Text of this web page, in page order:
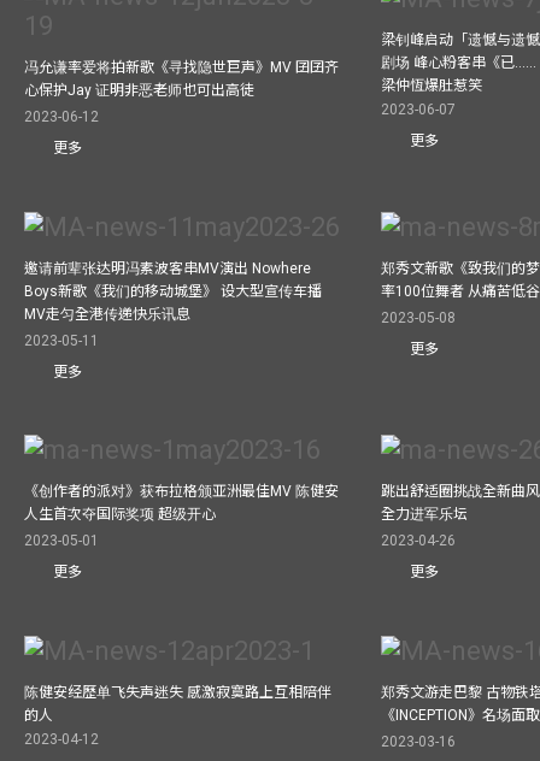
冯允谦率爱将拍新歌《寻找隐世巨声》MV 囝囝齐
心保护Jay 证明非恶老师也可出高徒
2023-06-12
更多
梁钊峰启动「遗憾与遗
剧场 峰心粉客串《已
梁仲恆爆肚惹笑
2023-06-07
更多
邀请前辈张达明冯素波客串MV演出 Nowhere
Boys新歌《我们的移动城堡》 设大型宣传车播
MV走匀全港传递快乐讯息
2023-05-11
更多
郑秀文新歌《致我们的
率100位舞者 从痛苦低
2023-05-08
更多
《创作者的派对》获布拉格颁亚洲最佳MV 陈健安
人生首次夺国际奖项 超级开心
2023-05-01
更多
跳出舒适圈挑战全新曲
全力进军乐坛
2023-04-26
更多
陈健安经歷单飞失声迷失 感激寂寞路上互相陪伴
的人
2023-04-12
郑秀文游走巴黎 古物铁
《INCEPTION》名场面
2023-03-16